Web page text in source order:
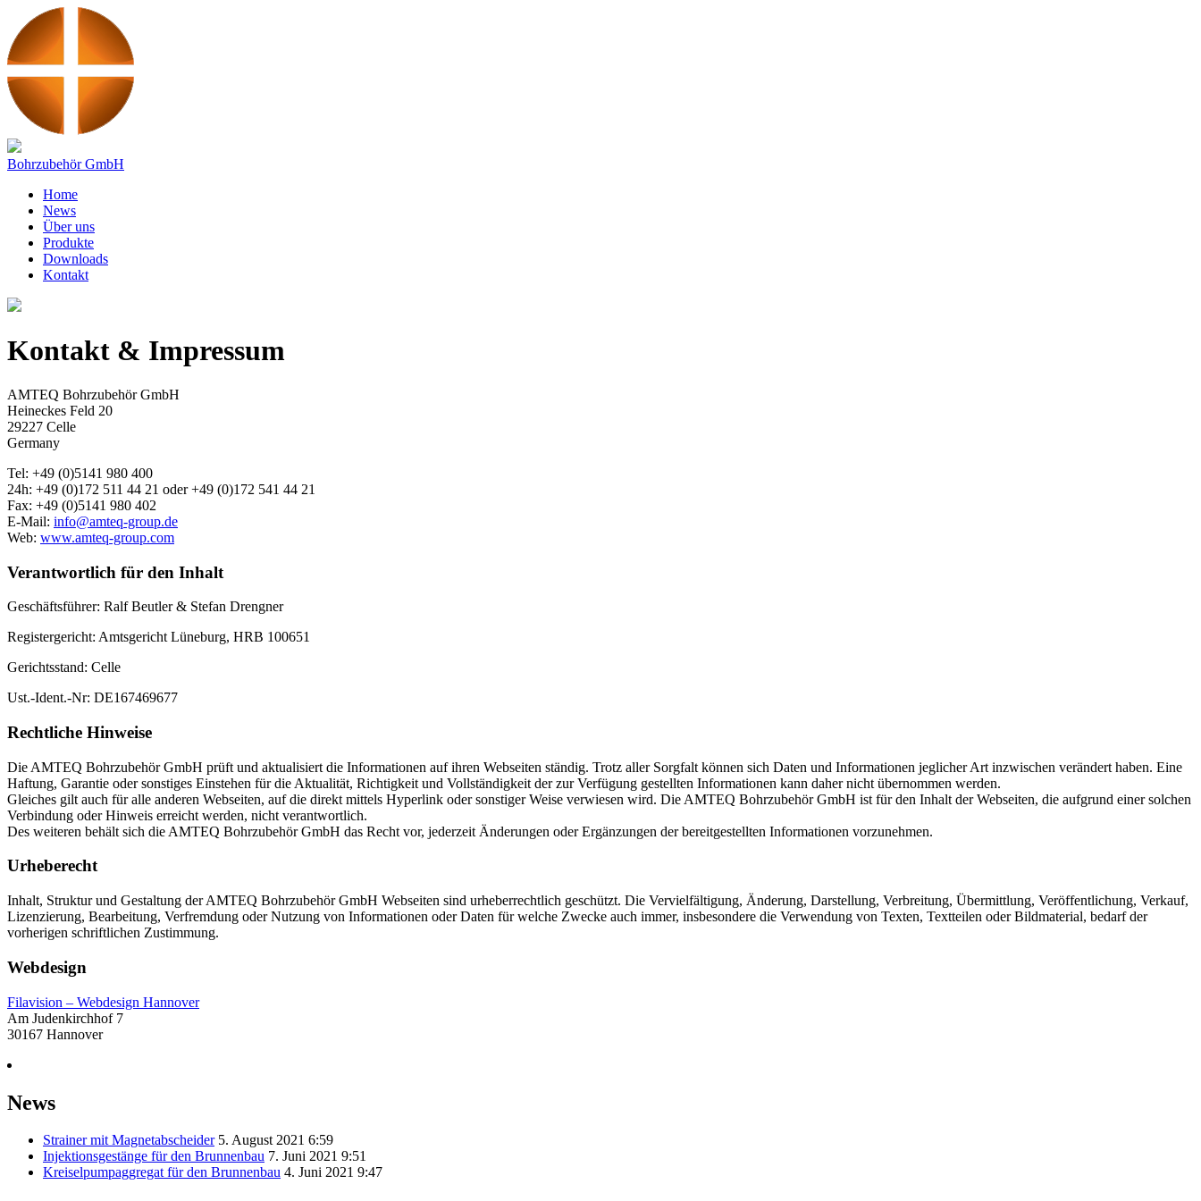
Bohrzubehör GmbH
Home
News
Über uns
Produkte
Downloads
Kontakt
Kontakt & Impressum
AMTEQ Bohrzubehör GmbH
Heineckes Feld 20
29227 Celle
Germany
Tel: +49 (0)5141 980 400
24h: +49 (0)172 511 44 21 oder +49 (0)172 541 44 21
Fax: +49 (0)5141 980 402
E-Mail: info@amteq-group.de
Web: www.amteq-group.com
Verantwortlich für den Inhalt
Geschäftsführer: Ralf Beutler & Stefan Drengner
Registergericht: Amtsgericht Lüneburg, HRB 100651
Gerichtsstand: Celle
Ust.-Ident.-Nr: DE167469677
Rechtliche Hinweise
Die AMTEQ Bohrzubehör GmbH prüft und aktualisiert die Informationen auf ihren Webseiten ständig. Trotz aller Sorgfalt können sich Daten und Informationen jeglicher Art inzwischen verändert haben. Eine
Haftung, Garantie oder sonstiges Einstehen für die Aktualität, Richtigkeit und Vollständigkeit der zur Verfügung gestellten Informationen kann daher nicht übernommen werden.
Gleiches gilt auch für alle anderen Webseiten, auf die direkt mittels Hyperlink oder sonstiger Weise verwiesen wird. Die AMTEQ Bohrzubehör GmbH ist für den Inhalt der Webseiten, die aufgrund einer solchen
Verbindung oder Hinweis erreicht werden, nicht verantwortlich.
Des weiteren behält sich die AMTEQ Bohrzubehör GmbH das Recht vor, jederzeit Änderungen oder Ergänzungen der bereitgestellten Informationen vorzunehmen.
Urheberecht
Inhalt, Struktur und Gestaltung der AMTEQ Bohrzubehör GmbH Webseiten sind urheberrechtlich geschützt. Die Vervielfältigung, Änderung, Darstellung, Verbreitung, Übermittlung, Veröffentlichung, Verkauf,
Lizenzierung, Bearbeitung, Verfremdung oder Nutzung von Informationen oder Daten für welche Zwecke auch immer, insbesondere die Verwendung von Texten, Textteilen oder Bildmaterial, bedarf der
vorherigen schriftlichen Zustimmung.
Webdesign
Filavision – Webdesign Hannover
Am Judenkirchhof 7
30167 Hannover
News
Strainer mit Magnetabscheider 5. August 2021 6:59
Injektionsgestänge für den Brunnenbau 7. Juni 2021 9:51
Kreiselpumpaggregat für den Brunnenbau 4. Juni 2021 9:47